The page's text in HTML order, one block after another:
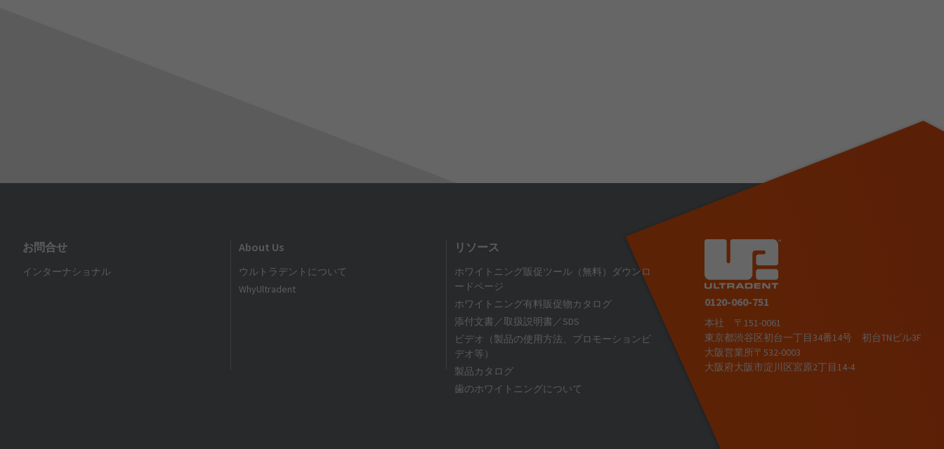
お問合せ
インターナショナル
About Us
ウルトラデントについて
WhyUltradent
リソース
ホワイトニング販促ツール（無料）ダウンロ
ードページ
ホワイトニング有料販促物カタログ
添付文書／取扱説明書／SDS
ビデオ（製品の使用方法、プロモーションビ
デオ等）
製品カタログ
歯のホワイトニングについて
0120-060-751
本社 〒151-0061
東京都渋谷区初台一丁目34番14号 初台TNビル3F
大阪営業所〒532-0003
大阪府大阪市淀川区宮原2丁目14-4